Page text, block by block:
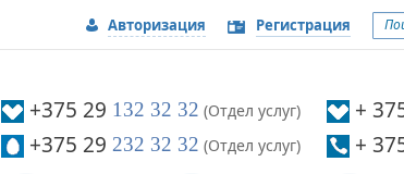
Регистрация
Авторизация
+375 29 132 32 32 (Отдел услуг) +
+375 29 232 32 32 (Отдел услуг) +